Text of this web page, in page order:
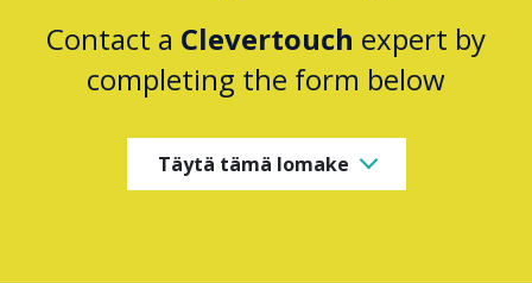
Contact a Clevertouch expert by
completing the form below
Täytä tämä lomake